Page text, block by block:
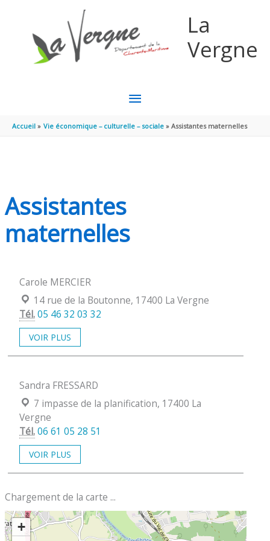
La
Vergne
MENU
PRINCIPAL
Accueil Vie économique – culturelle – sociale Assistantes maternelles
Assistantes
maternelles
Carole MERCIER
Localisation :
14 rue de la Boutonne, 17400 La Vergne
Tél.05 46 32 03 32
VOIR PLUS
Sandra FRESSARD
Localisation :
7 impasse de la planification, 17400 La
Vergne
Tél.06 61 05 28 51
VOIR PLUS
Chargement de la carte ...
+